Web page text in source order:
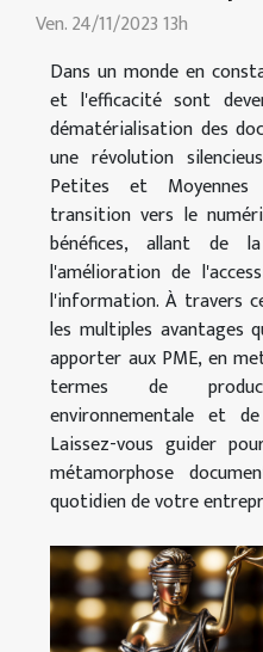
Ven. 24/11/2023 13h
Dans un monde en
et l'efficacité sont
dématérialisation des
une révolution
Petites et Moyennes
transition vers le
bénéfices, allant de
l'amélioration de
l'information. À travers
les multiples avantages
apporter aux PME, en
termes de
environnementale et
Laissez-vous guider
métamorphose
quotidien de votre